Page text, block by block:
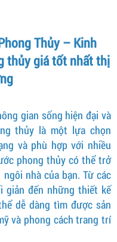
Thủy – Kinh
thủy giá tốt nhất thị
gian sống hiện đại và
thủy là một lựa chọn
và phù hợp với nhiều
phong thủy có thể trở
nhà của bạn. Từ các
giản đến những thiết kế
dễ dàng tìm được sản
và phong cách trang trí